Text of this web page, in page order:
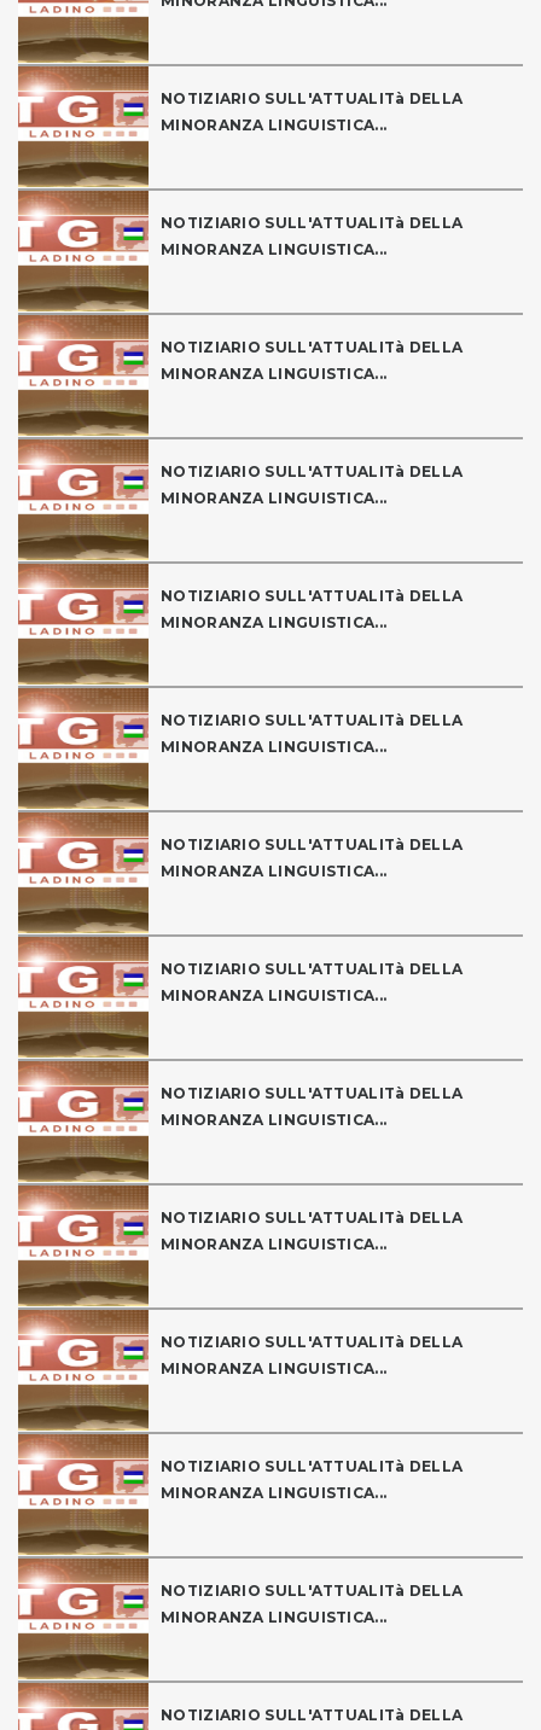
NOTIZIARIO SULL'ATTUALITà DELLA
MINORANZA LINGUISTICA...
NOTIZIARIO SULL'ATTUALITà DELLA
MINORANZA LINGUISTICA...
NOTIZIARIO SULL'ATTUALITà DELLA
MINORANZA LINGUISTICA...
NOTIZIARIO SULL'ATTUALITà DELLA
MINORANZA LINGUISTICA...
NOTIZIARIO SULL'ATTUALITà DELLA
MINORANZA LINGUISTICA...
NOTIZIARIO SULL'ATTUALITà DELLA
MINORANZA LINGUISTICA...
NOTIZIARIO SULL'ATTUALITà DELLA
MINORANZA LINGUISTICA...
NOTIZIARIO SULL'ATTUALITà DELLA
MINORANZA LINGUISTICA...
NOTIZIARIO SULL'ATTUALITà DELLA
MINORANZA LINGUISTICA...
NOTIZIARIO SULL'ATTUALITà DELLA
MINORANZA LINGUISTICA...
NOTIZIARIO SULL'ATTUALITà DELLA
MINORANZA LINGUISTICA...
NOTIZIARIO SULL'ATTUALITà DELLA
MINORANZA LINGUISTICA...
NOTIZIARIO SULL'ATTUALITà DELLA
MINORANZA LINGUISTICA...
NOTIZIARIO SULL'ATTUALITà DELLA